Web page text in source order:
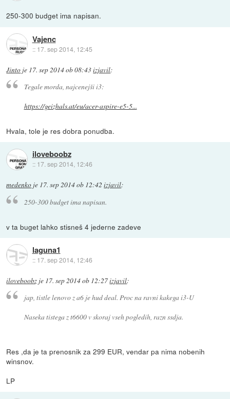
250-300 budget ima napisan.
Vajenc
:: 17. sep 2014, 12:45
Jinto je 17. sep 2014 ob 08:43izjavil:
Tegale morda, najcenejši i3:
https://geizhals.at/eu/acer-aspire-e5-5...
Hvala, tole je res dobra ponudba.
iloveboobz
:: 17. sep 2014, 12:46
medenko je 17. sep 2014 ob 12:42 izjavil:
250-300 budget ima napisan.
v ta buget lahko stisneš 4 jederne zadeve
laguna1
:: 17. sep 2014, 12:46
iloveboobz je 17. sep 2014 ob 12:27izjavil:
jap, tistle lenovo z a6 je hud deal. Proc na ravni kakega i3-U
Naseka tistega z t6600 v skoraj vseh pogledih, razn ssdja.
Res ,da je ta prenosnik za 299 EUR, vendar pa nima nobenih
winsnov.
LP